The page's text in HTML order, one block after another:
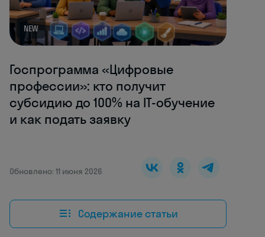
NEW
Госпрограмма «Цифровые
профессии»: кто получит
субсидию до 100% на IT-обучение
и как подать заявку
Обновлено: 11 июня 2026
Содержание статьи